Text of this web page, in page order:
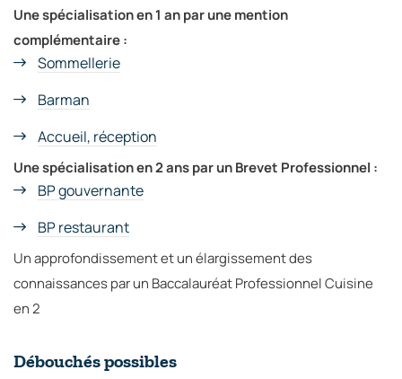
Une spécialisation en 1 an par une mention
complémentaire :
Sommellerie
Barman
Accueil, réception
Une spécialisation en 2 ans par un Brevet Professionnel :
BP gouvernante
BP restaurant
Un approfondissement et un élargissement des
connaissances par un Baccalauréat Professionnel Cuisine
en 2
Débouchés possibles